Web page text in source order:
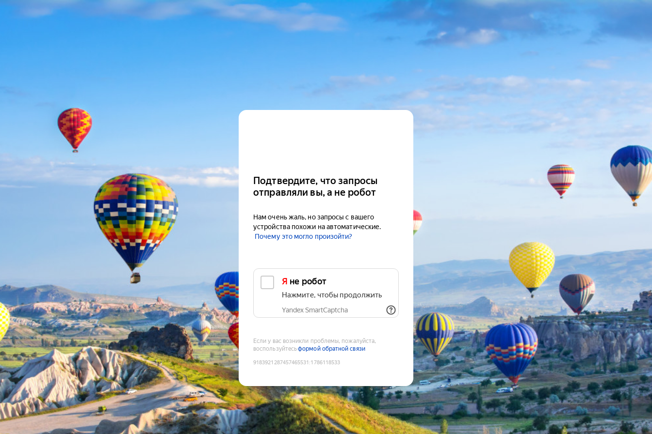
Подтвердите, что запросы
отправляли вы, а не робот
Нам очень жаль, но запросы с вашего
устройства похожи на автоматические.
Почему это могло произойти?
Я не робот
Нажмите, чтобы продолжить
Yandex SmartCaptcha
Если у вас возникли проблемы, пожалуйста,
воспользуйтесьформой обратной связи
9183921287457465531 :1786118533